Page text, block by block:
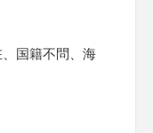
国籍不問、海